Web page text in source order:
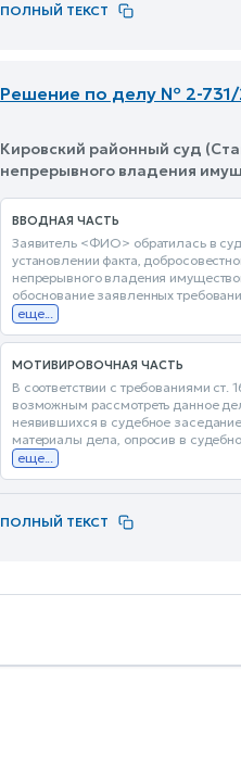
ПОЛНЫЙ ТЕКСТ
Решение по делу № 2-
Кировский районный суд
непрерывного владения
ВВОДНАЯ ЧАСТЬ
Заявитель <ФИО> обратилась в
установлении факта,
непрерывного владения
обоснование заявленных
еще...
МОТИВИРОВОЧНАЯ ЧАСТЬ
В соответствии с требованиями ст.
возможным рассмотреть данное
неявившихся в судебное
материалы дела, опросив в
еще...
ПОЛНЫЙ ТЕКСТ